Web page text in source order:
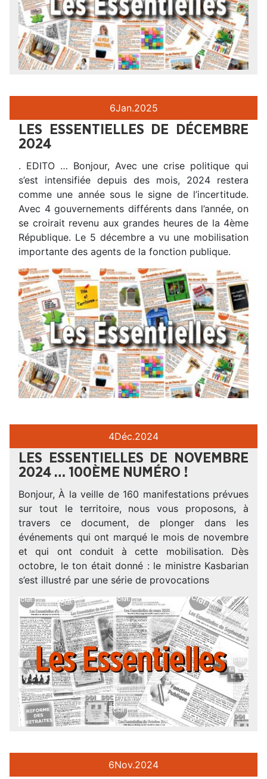
6Jan.2025
LES ESSENTIELLES DE DÉCEMBRE
2024
. EDITO … Bonjour, Avec une crise politique qui
s’est intensifiée depuis des mois, 2024 restera
comme une année sous le signe de l’incertitude.
Avec 4 gouvernements différents dans l’année, on
se croirait revenu aux grandes heures de la 4ème
République. Le 5 décembre a vu une mobilisation
importante des agents de la fonction publique.
4Déc.2024
LES ESSENTIELLES DE NOVEMBRE
2024 … 100ÈME NUMÉRO !
Bonjour, À la veille de 160 manifestations prévues
sur tout le territoire, nous vous proposons, à
travers ce document, de plonger dans les
événements qui ont marqué le mois de novembre
et qui ont conduit à cette mobilisation. Dès
octobre, le ton était donné : le ministre Kasbarian
s’est illustré par une série de provocations
6Nov.2024